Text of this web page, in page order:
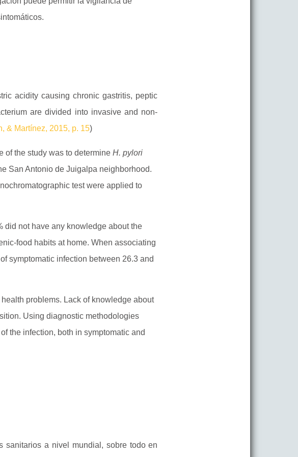
acidity causing chronic gastritis, peptic
are divided into invasive and non-
& Martínez, 2015, p. 15)
of the study was to determine H. pylori
San Antonio de Juigalpa neighborhood.
test were applied to
did not have any knowledge about the
food habits at home. When associating
symptomatic infection between 26.3 and
problems. Lack of knowledge about
Using diagnostic methodologies
the infection, both in symptomatic and
sanitarios a nivel mundial, sobre todo en